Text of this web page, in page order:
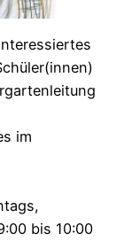
im
bis 10:00